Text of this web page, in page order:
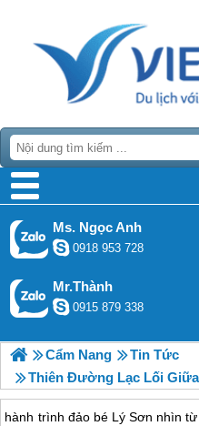
Ms. Ngọc Anh
0918 953 728
Mr.Thành
0915 879 338
Cẩm Nang
Tin Tức
Thiên Đường Lạc Lối
hành trình đảo bé Lý Sơn nhìn